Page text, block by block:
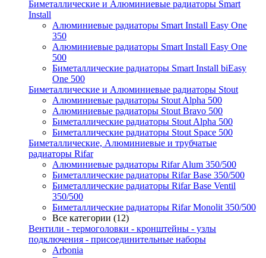
Биметаллические и Алюминиевые радиаторы Smart
Install
Алюминиевые радиаторы Smart Install Easy One
350
Алюминиевые радиаторы Smart Install Easy One
500
Биметаллические радиаторы Smart Install biEasy
One 500
Биметаллические и Алюминиевые радиаторы Stout
Алюминиевые радиаторы Stout Alpha 500
Алюминиевые радиаторы Stout Bravo 500
Биметаллические радиаторы Stout Alpha 500
Биметаллические радиаторы Stout Space 500
Биметаллические, Алюминиевые и трубчатые
радиаторы Rifar
Алюминиевые радиаторы Rifar Alum 350/500
Биметаллические радиаторы Rifar Base 350/500
Биметаллические радиаторы Rifar Base Ventil
350/500
Биметаллические радиаторы Rifar Monolit 350/500
Все категории (12)
Вентили - термоголовки - кронштейны - узлы
подключения - присоединительные наборы
Arbonia